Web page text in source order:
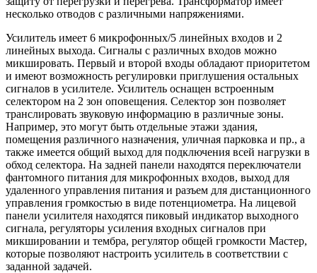
несколько отводов с различными напряжениями.
Усилитель имеет 6 микрофонных/5 линейных входов и 2
линейных выхода. Сигналы с различных входов можно
микшировать. Первый и второй входы обладают приоритетом
и имеют возможность регулировки приглушения остальных
сигналов в усилителе. Усилитель оснащен встроенным
селектором на 2 зон оповещения. Селектор зон позволяет
транслировать звуковую информацию в различные зоны.
Например, это могут быть отдельные этажи здания,
помещения различного назначения, уличная парковка и пр., а
также имеется общий выход для подключения всей нагрузки в
обход селектора. На задней панели находятся переключатели
фантомного питания для микрофонных входов, выход для
удаленного управления питания и разъем для дистанционного
управления громкостью в виде потенциометра. На лицевой
панели усилителя находятся пиковый индикатор выходного
сигнала, регуляторы усиления входных сигналов при
микшировании и тембра, регулятор общей громкости Мастер,
которые позволяют настроить усилитель в соответствии с
заданной задачей.